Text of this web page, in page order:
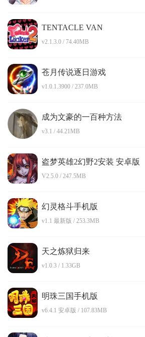
TENTACLE VAN
v2.1.3.0 / 74.40MB
苍月传说逐日游戏
v1.0.1.3900 / 237.0MB
成为文豪的一百种方法
v3.1 / 44.21MB
盗梦英雄2幻野2安装 安卓版
V2.5.0 / 247.5MB
幻灵格斗手机版
v1.1 最新版 / 253.3MB
天之炼狱归来
v1.0.3 / 1.33GB
明珠三国手机版
v6.4.1 安卓版 / 107.83MB